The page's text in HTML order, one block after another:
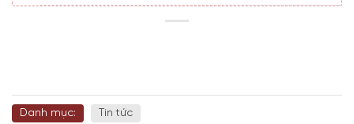
Danh mục: Tin tức